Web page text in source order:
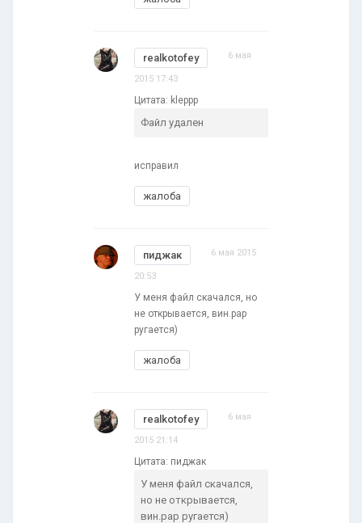
realkotofey 6 мая
2015 17:43
Цитата: kleppp
Файл удален
исправил
жалоба
пиджак 6 мая 2015
20:53
У меня файл скачался, но
не открывается, вин.рар
ругается)
жалоба
realkotofey 6 мая
2015 21:14
Цитата: пиджак
У меня файл скачался,
но не открывается,
вин.рар ругается)